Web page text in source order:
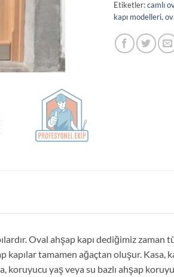
Etiketler:camlı
kapı modelleri,
Oval ahşap kapı dediğimiz
tamamen ağaçtan oluşur. Kasa,
yaş veya su bazlı ahşap